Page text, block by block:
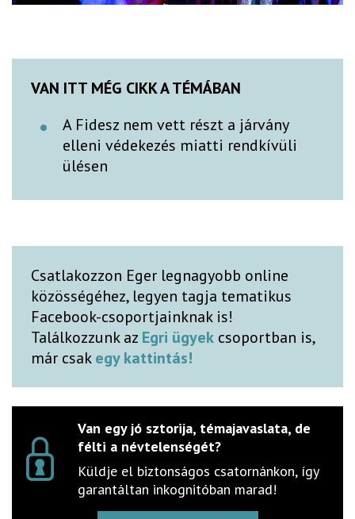
VAN ITT MÉG CIKK A TÉMÁBAN
A Fidesz nem vett részt a járvány
elleni védekezés miatti rendkívüli
ülésen
Csatlakozzon Eger legnagyobb online
közösségéhez, legyen tagja tematikus
Facebook-csoportjainknak is!
Találkozzunk az Egri ügyek csoportban is,
már csakegy kattintás!
Van egy jó sztorija, témajavaslata, de
félti a névtelenségét?
Küldje el biztonságos csatornánkon, így
garantáltan inkognitóban marad!